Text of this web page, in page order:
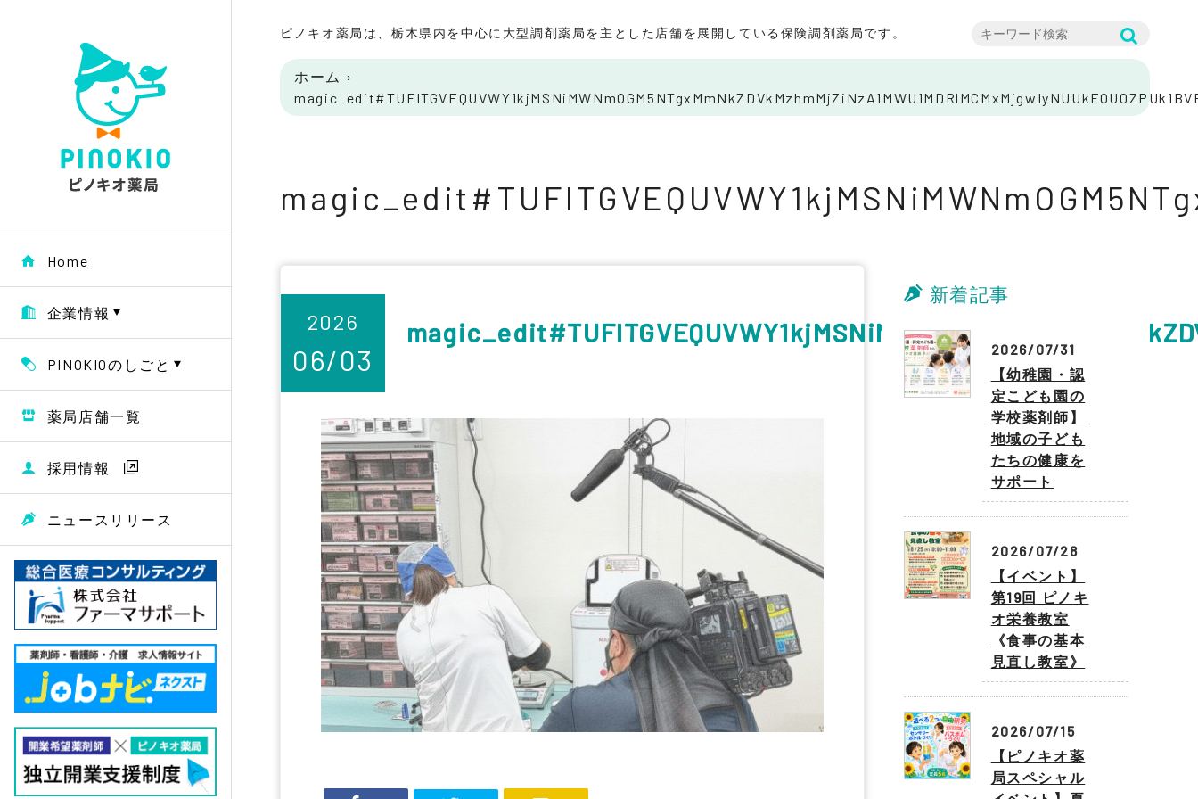
Home
企業情報
PINOKIOのしごと
薬局店舗一覧
採用情報
ニュースリリース
ピノキオ薬局は、栃木県内を中心に大型調剤薬局を主とした店舗を展開している保険調剤薬局です。
ホーム ›
2026
06/03
新着記事
2026/07/31
【幼稚園・認
定こども園の
学校薬剤師】
地域の子ども
たちの健康を
サポート
2026/07/28
【イベント】
第19回 ピノキ
オ栄養教室
《食事の基本
見直し教室》
2026/07/15
【ピノキオ薬
局スペシャル